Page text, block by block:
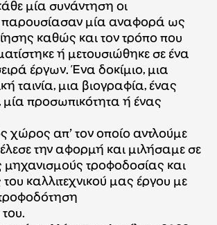
μία συνάντηση οι
παρουσίασαν μία αναφορά ως
καθώς και τον τρόπο που
ή μετουσιώθηκε σε ένα
έργων. Ένα δοκίμιο, μια
ταινία, μια βιογραφία, ένας
μία προσωπικότητα ή ένας
χώρος απ’ τον οποίο αντλούμε
την αφορμή και μιλήσαμε σε
μηχανισμούς τροφοδοσίας και
καλλιτεχνικού μας έργου με
του.